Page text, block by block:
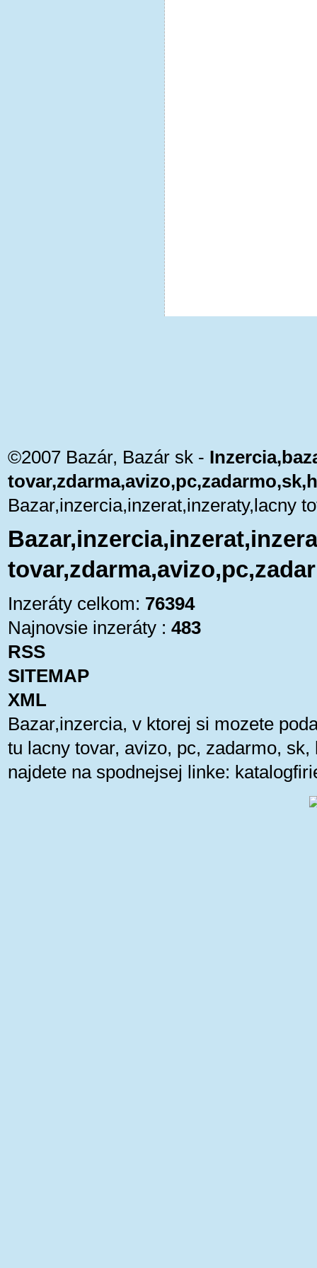
©2007 Bazár, Bazár sk -
Bazar,inzercia,inzerat,inzeraty,lacny
Inzeráty celkom: 76394
Najnovsie inzeráty : 483
RSS
SITEMAP
XML
Bazar,inzercia, v ktorej si mozete
tu lacny tovar, avizo, pc, zadarmo,
najdete na spodnejsej linke: